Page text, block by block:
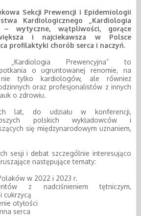
Sekcji Prewencji i Epidemiologii
Kardiologicznego „Kardiologia
– wytyczne, wątpliwości, gorące
i najciekawsza w Polsce
profilaktyki chorób serca i naczyń.
Prewencyjna” to
o ugruntowanej renomie, na
tylko kardiologów, ale również
oraz profesjonalistów z innych
o zdrowiu.
lat, do udziału w konferencji,
polskich wykładowców i
się międzynarodowym uznaniem,
sesji i debat szczególnie interesująco
następujące tematy:
w 2022 i 2023 r.
z nadciśnieniem tętniczym,
cukrzycą
otyłości
serca